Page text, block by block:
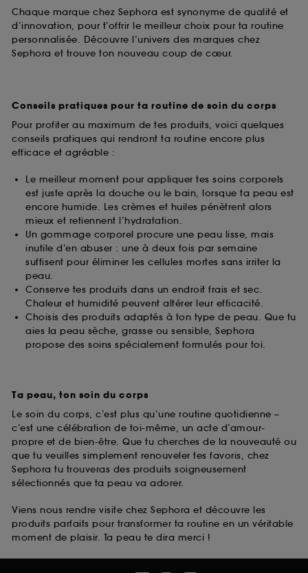
Chaque marque chez Sephora est synonyme de qualité et
d’innovation, pour t’offrir le meilleur choix pour ta routine
personnalisée. Découvre l’univers des marques chez
Sephora et trouve ton nouveau coup de cœur.
Conseils pratiques pour ta routine de soin du corps
Pour profiter au maximum de tes produits, voici quelques
conseils pratiques qui rendront ta routine encore plus
efficace et agréable :
Le meilleur moment pour appliquer tes soins corporels
est juste après la douche ou le bain, lorsque ta peau est
encore humide. Les crèmes et huiles pénètrent alors
mieux et retiennent l’hydratation.
Un gommage corporel procure une peau lisse, mais
inutile d’en abuser : une à deux fois par semaine
suffisent pour éliminer les cellules mortes sans irriter la
peau.
Conserve tes produits dans un endroit frais et sec.
Chaleur et humidité peuvent altérer leur efficacité.
Choisis des produits adaptés à ton type de peau. Que tu
aies la peau sèche, grasse ou sensible, Sephora
propose des soins spécialement formulés pour toi.
Ta peau, ton soin du corps
Le soin du corps, c’est plus qu’une routine quotidienne –
c’est une célébration de toi-même, un acte d’amour-
propre et de bien-être. Que tu cherches de la nouveauté ou
que tu veuilles simplement renouveler tes favoris, chez
Sephora tu trouveras des produits soigneusement
sélectionnés que ta peau va adorer.
Viens nous rendre visite chez Sephora et découvre les
produits parfaits pour transformer ta routine en un véritable
moment de plaisir. Ta peau te dira merci !